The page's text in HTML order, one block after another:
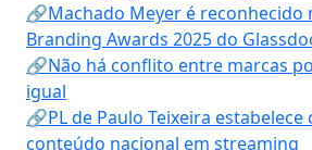
🔗Machado Meyer é reconhecido
Branding Awards 2025 do
🔗Não há conflito entre marcas
igual
🔗PL de Paulo Teixeira estabelece
conteúdo nacional em streaming